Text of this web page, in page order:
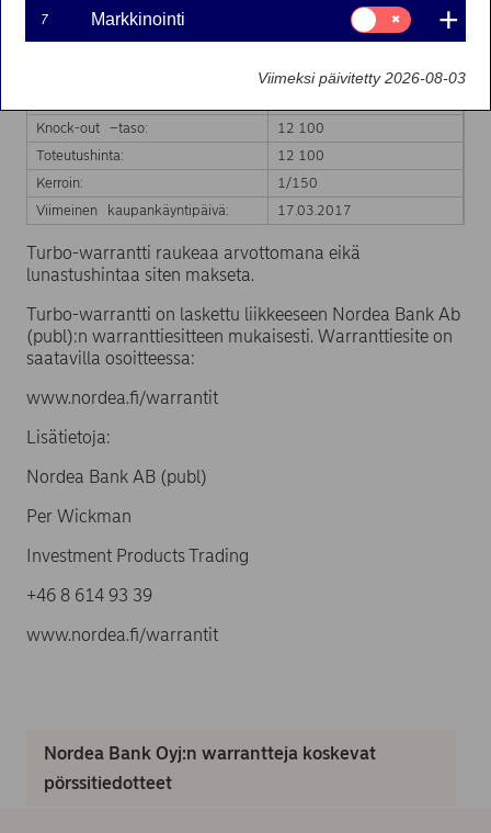
Kaupankäyntitunnus:
TDAX7O12100NDS
ISIN-koodi:
FI4000230024
DAX 30
Knock-out –taso:
12 100
Toteutushinta:
12 100
Kerroin:
1/150
Viimeinen kaupankäyntipäivä:
17.03.2017
Turbo-warrantti raukeaa arvottomana eikä
lunastushintaa siten makseta.
Turbo-warrantti on laskettu liikkeeseen Nordea Bank Ab
(publ):n warranttiesitteen mukaisesti. Warranttiesite on
saatavilla osoitteessa:
www.nordea.fi/warrantit
Lisätietoja:
Nordea Bank AB (publ)
Per Wickman
Investment Products Trading
+46 8 614 93 39
www.nordea.fi/warrantit
Nordea Bank Oyj:n warrantteja koskevat
pörssitiedotteet
7 Markkinointi
Suostumusvalinta:
Markkinointi
Viimeksi päivitetty 2026-08-03